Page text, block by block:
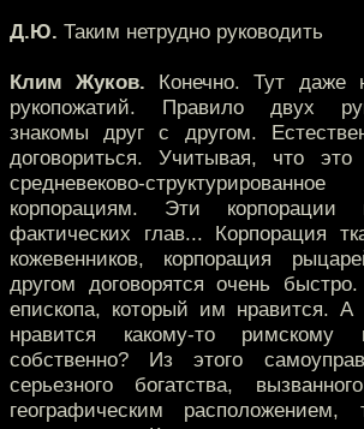
Д.Ю. Таким нетрудно руководить
Клим Жуков. Конечно. Тут даже
рукопожатий. Правило двух
знакомы друг с другом.
договориться. Учитывая, что
средневеково-
корпорациям. Эти
фактических глав... Корпорация
кожевенников, корпорация
другом договорятся очень
епископа, который им нравится. А
нравится какому-то
собственно? Из этого
серьезного богатства,
географическим